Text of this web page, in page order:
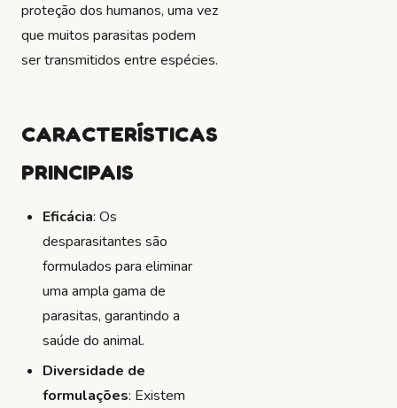
proteção dos humanos, uma vez
que muitos parasitas podem
ser transmitidos entre espécies.
CARACTERÍSTICAS
PRINCIPAIS
Eficácia: Os
desparasitantes são
formulados para eliminar
uma ampla gama de
parasitas, garantindo a
saúde do animal.
Diversidade de
formulações: Existem